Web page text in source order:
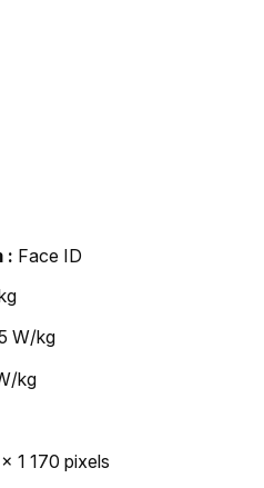
Face ID
W/kg
kg
1 170 pixels